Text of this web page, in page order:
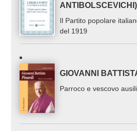
ANTIBOLSCEVICHI)
Il Partito popolare
del 1919
GIOVANNI
Parroco e vescovo